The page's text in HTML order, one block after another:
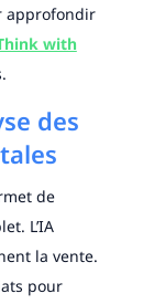
approfondir
with
des
de
L’IA
la vente.
pour